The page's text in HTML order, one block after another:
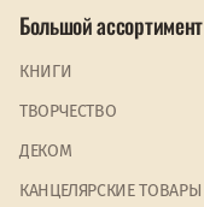
Большой ассортимент
КНИГИ
ТВОРЧЕСТВО
ДЕКОМ
КАНЦЕЛЯРСКИЕ ТОВАРЫ